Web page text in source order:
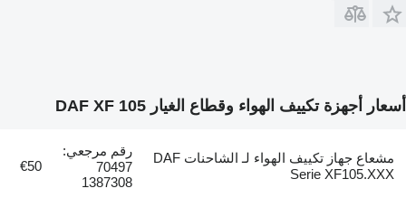
أسعار أجهزة تكييف الهواء وقطاع الغيار DAF XF 105
مشعاع جهاز تكييف الهواء لـ الشاحنات DAF
Serie XF105.XXX
رقم مرجعي:
70497
1387308
€50